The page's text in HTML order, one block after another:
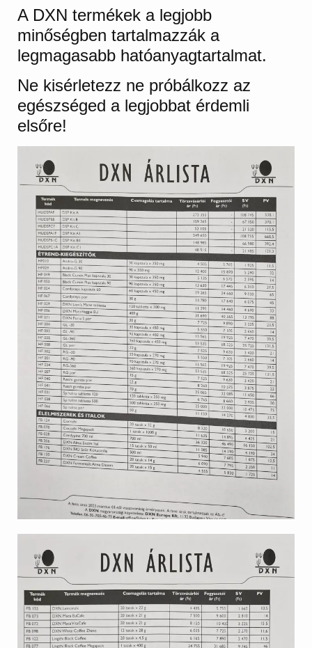
A DXN termékek a legjobb
minőségben tartalmazzák a
legmagasabb hatóanyagtartalmat.
Ne kisérletezz ne próbálkozz az
egészséged a legjobbat érdemli
elsőre!